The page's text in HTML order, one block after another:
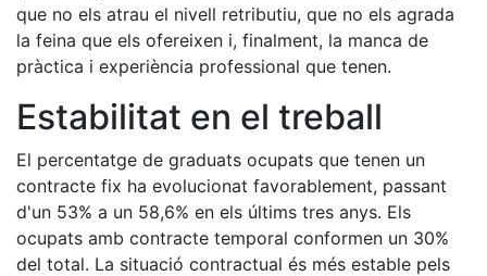
que no els atrau el nivell retributiu, que no els agrada
la feina que els ofereixen i, finalment, la manca de
pràctica i experiència professional que tenen.
Estabilitat en el treball
El percentatge de graduats ocupats que tenen un
contracte fix ha evolucionat favorablement, passant
d'un 53% a un 58,6% en els últims tres anys. Els
ocupats amb contracte temporal conformen un 30%
del total. La situació contractual és més estable pels